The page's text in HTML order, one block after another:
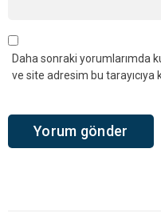
Daha sonraki yorumlarımda
ve site adresim bu tarayıcıya